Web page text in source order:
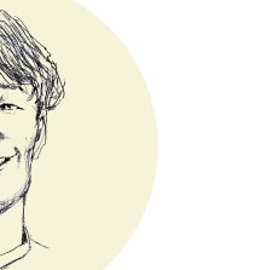
っても
～と言われ、
ぁ～と言われる。
つでいたい。